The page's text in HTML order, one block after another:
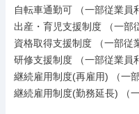
自転車通勤可 （一部従業員
出産・育児支援制度 （一部
資格取得支援制度 （一部従
研修支援制度 （一部従業員
継続雇用制度(再雇用) （一
継続雇用制度(勤務延長) （